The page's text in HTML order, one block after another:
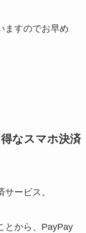
ますのでお早め
なスマホ決済
ービス。
とから、PayPay